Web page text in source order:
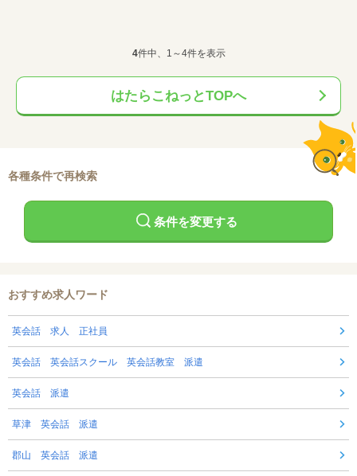
4件中、1～4件を表示
はたらこねっとTOPへ
各種条件で再検索
条件を変更する
おすすめ求人ワード
英会話 求人 正社員
英会話 英会話スクール 英会話教室 派遣
英会話 派遣
草津 英会話 派遣
郡山 英会話 派遣